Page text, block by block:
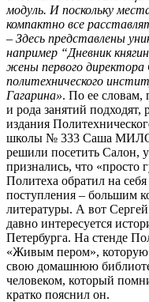
модуль. И поскольку
компактно все
– Здесь представлены
например “Дневник
жены первого директора
политехнического
Гагарина». По ее словам,
и рода занятий
издания
школы № 333 Саша
решили посетить Салон,
признались, что «просто
Политеха обратил на
поступления – большим
литературы. А вот
давно интересуется
Петербурга. На стенде
«Живым пером», которую
свою домашнюю
человеком, который
кратко пояснил он.